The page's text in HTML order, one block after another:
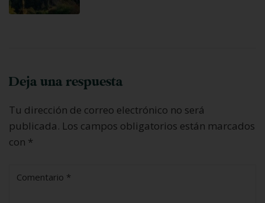
Deja una respuesta
Tu dirección de correo electrónico no será
publicada. Los campos obligatorios están marcados
con *